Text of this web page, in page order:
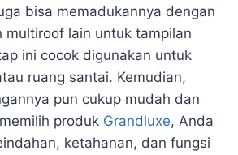
bisa memadukannya dengan
multiroof lain untuk tampilan
ini cocok digunakan untuk
ruang santai. Kemudian,
pun cukup mudah dan
produk Grandluxe, Anda
ketahanan, dan fungsi